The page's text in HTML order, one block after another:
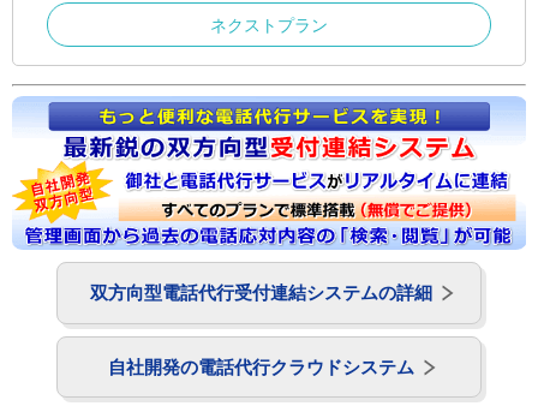
ネクストプラン
双方向型電話代行受付連結システムの詳細
自社開発の電話代行クラウドシステム